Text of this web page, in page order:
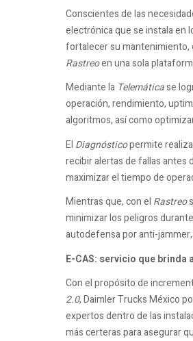
Conscientes de las
electrónica que se instala en
fortalecer su mantenimiento,
Rastreoen una sola
Mediante la Telemáticase
operación, rendimiento,
algoritmos, así como
El Diagnósticopermite
recibir alertas de fallas antes
maximizar el tiempo de
Mientras que, con el Rastreo
minimizar los peligros
autodefensa por anti-
E-CAS: servicio que
Con el propósito de
2.0, Daimler Trucks México
expertos dentro de las
más certeras para asegurar